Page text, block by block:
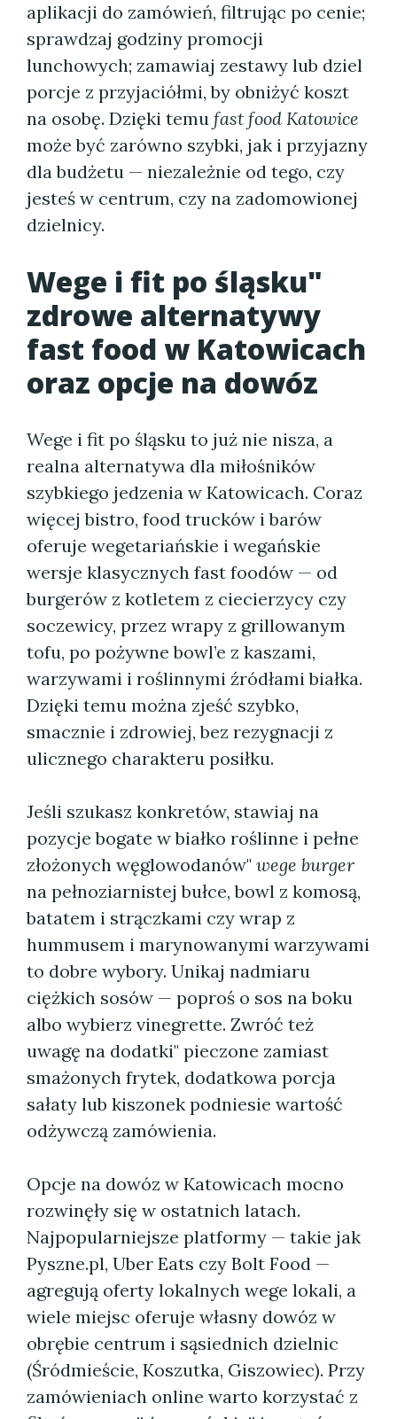
aplikacji do zamówień, filtrując po cenie;
sprawdzaj godziny promocji
lunchowych; zamawiaj zestawy lub dziel
porcje z przyjaciółmi, by obniżyć koszt
na osobę. Dzięki temu fast food Katowice
może być zarówno szybki, jak i przyjazny
dla budżetu — niezależnie od tego, czy
jesteś w centrum, czy na zadomowionej
dzielnicy.
Wege i fit po śląsku"
zdrowe alternatywy
fast food w Katowicach
oraz opcje na dowóz
Wege i fit po śląsku to już nie nisza, a
realna alternatywa dla miłośników
szybkiego jedzenia w Katowicach. Coraz
więcej bistro, food trucków i barów
oferuje wegetariańskie i wegańskie
wersje klasycznych fast foodów — od
burgerów z kotletem z ciecierzycy czy
soczewicy, przez wrapy z grillowanym
tofu, po pożywne bowl’e z kaszami,
warzywami i roślinnymi źródłami białka.
Dzięki temu można zjeść szybko,
smacznie i zdrowiej, bez rezygnacji z
ulicznego charakteru posiłku.
Jeśli szukasz konkretów, stawiaj na
pozycje bogate w białko roślinne i pełne
złożonych węglowodanów" wege burger
na pełnoziarnistej bułce, bowl z komosą,
batatem i strączkami czy wrap z
hummusem i marynowanymi warzywami
to dobre wybory. Unikaj nadmiaru
ciężkich sosów — poproś o sos na boku
albo wybierz vinegrette. Zwróć też
uwagę na dodatki" pieczone zamiast
smażonych frytek, dodatkowa porcja
sałaty lub kiszonek podniesie wartość
odżywczą zamówienia.
Opcje na dowóz w Katowicach mocno
rozwinęły się w ostatnich latach.
Najpopularniejsze platformy — takie jak
Pyszne.pl, Uber Eats czy Bolt Food —
agregują oferty lokalnych wege lokali, a
wiele miejsc oferuje własny dowóz w
obrębie centrum i sąsiednich dzielnic
(Śródmieście, Koszutka, Giszowiec). Przy
zamówieniach online warto korzystać z